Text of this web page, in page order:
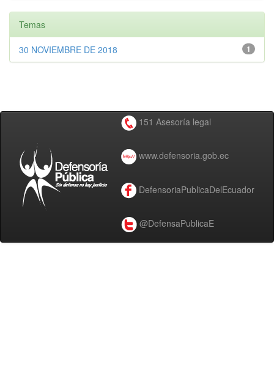
Temas
1
30 NOVIEMBRE DE 2018
151 Asesoría legal
www.defensoria.gob.ec
DefensoriaPublicaDelEcuador
@DefensaPublicaE